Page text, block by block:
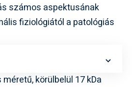
számos aspektusának
fiziológiától a patológiás
körülbelül 17 kDa